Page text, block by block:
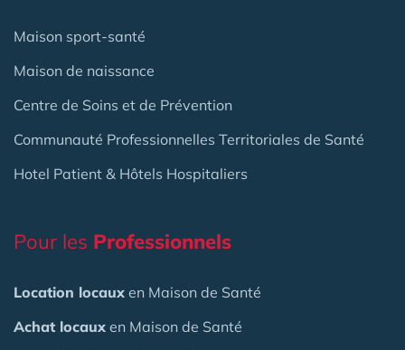
Maison sport-santé
Maison de naissance
Centre de Soins et de Prévention
Communauté Professionnelles Territoriales de Santé
Hotel Patient & Hôtels Hospitaliers
Pour les Professionnels
Location locaux en Maison de Santé
Achat locaux en Maison de Santé